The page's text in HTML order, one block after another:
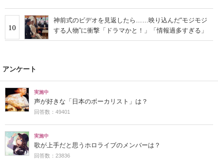
10
神前式のビデオを見返したら……映り込んだ“モジモジ
する人物”に衝撃「ドラマかと！」「情報過多すぎる」
アンケート
実施中
声が好きな「日本のボーカリスト」は？
回答数：49401
実施中
歌が上手だと思うホロライブのメンバーは？
回答数：23836